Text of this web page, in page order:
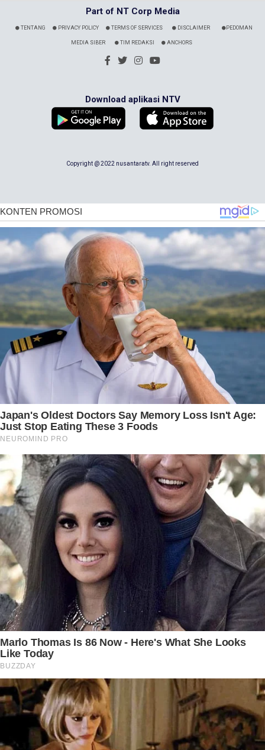
Part of NT Corp Media
TENTANG PRIVACY POLICY TERMS OF SERVICES DISCLAIMER PEDOMAN
MEDIA SIBER TIM REDAKSI ANCHORS
Download aplikasi NTV
Copyright @ 2022 nusantaratv. All right reserved